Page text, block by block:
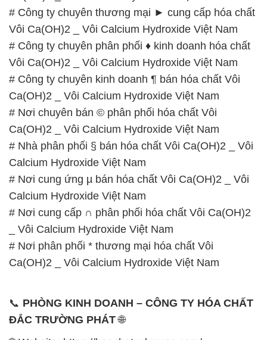
# Công ty chuyên thương mại ► cung cấp hóa chất
Vôi Ca(OH)2 _ Vôi Calcium Hydroxide Việt Nam
# Công ty chuyên phân phối ♦ kinh doanh hóa chất
Vôi Ca(OH)2 _ Vôi Calcium Hydroxide Việt Nam
# Công ty chuyên kinh doanh ¶ bán hóa chất Vôi
Ca(OH)2 _ Vôi Calcium Hydroxide Việt Nam
# Nơi chuyên bán © phân phối hóa chất Vôi
Ca(OH)2 _ Vôi Calcium Hydroxide Việt Nam
# Nhà phân phối § bán hóa chất Vôi Ca(OH)2 _ Vôi
Calcium Hydroxide Việt Nam
# Nơi cung ứng µ bán hóa chất Vôi Ca(OH)2 _ Vôi
Calcium Hydroxide Việt Nam
# Nơi cung cấp ∩ phân phối hóa chất Vôi Ca(OH)2
_ Vôi Calcium Hydroxide Việt Nam
# Nơi phân phối * thương mại hóa chất Vôi
Ca(OH)2 _ Vôi Calcium Hydroxide Việt Nam
📞 PHÒNG KINH DOANH – CÔNG TY HÓA CHẤT
ĐẮC TRƯỜNG PHÁT🌐